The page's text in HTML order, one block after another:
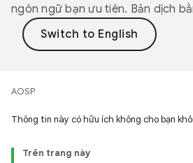
ngôn ngữ bạn ưu tiên. Bản dịch
AOSP
Thông tin này có hữu ích không cho bạn
Trên trang này